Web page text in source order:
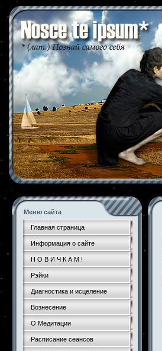
Меню сайта
Главная страница
Информация о сайте
Н О В И Ч К А М !
Рэйки
Диагностика и исцеление
Вознесение
О Медитации
Расписание сеансов